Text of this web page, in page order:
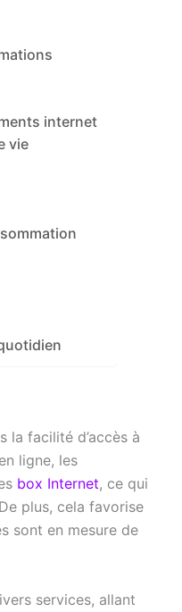
internet
vie
la facilité d’accès à
ligne, les
box Internet, ce qui
plus, cela favorise
sont en mesure de
services, allant